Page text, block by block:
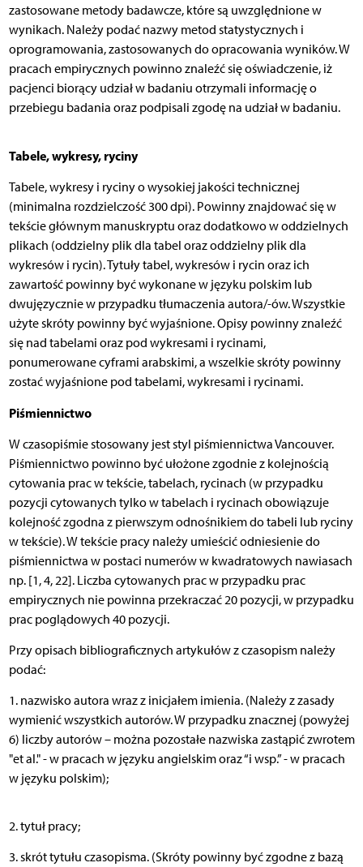
zastosowane metody badawcze, które są uwzględnione w
wynikach. Należy podać nazwy metod statystycznych i
oprogramowania, zastosowanych do opracowania wyników. W
pracach empirycznych powinno znaleźć się oświadczenie, iż
pacjenci biorący udział w badaniu otrzymali informację o
przebiegu badania oraz podpisali zgodę na udział w badaniu.
Tabele, wykresy, ryciny
Tabele, wykresy i ryciny o wysokiej jakości technicznej
(minimalna rozdzielczość 300 dpi). Powinny znajdować się w
tekście głównym manuskryptu oraz dodatkowo w oddzielnych
plikach (oddzielny plik dla tabel oraz oddzielny plik dla
wykresów i rycin). Tytuły tabel, wykresów i rycin oraz ich
zawartość powinny być wykonane w języku polskim lub
dwujęzycznie w przypadku tłumaczenia autora/-ów. Wszystkie
użyte skróty powinny być wyjaśnione. Opisy powinny znaleźć
się nad tabelami oraz pod wykresami i rycinami,
ponumerowane cyframi arabskimi, a wszelkie skróty powinny
zostać wyjaśnione pod tabelami, wykresami i rycinami.
Piśmiennictwo
W czasopiśmie stosowany jest styl piśmiennictwa Vancouver.
Piśmiennictwo powinno być ułożone zgodnie z kolejnością
cytowania prac w tekście, tabelach, rycinach (w przypadku
pozycji cytowanych tylko w tabelach i rycinach obowiązuje
kolejność zgodna z pierwszym odnośnikiem do tabeli lub ryciny
w tekście). W tekście pracy należy umieścić odniesienie do
piśmiennictwa w postaci numerów w kwadratowych nawiasach
np. [1, 4, 22]. Liczba cytowanych prac w przypadku prac
empirycznych nie powinna przekraczać 20 pozycji, w przypadku
prac poglądowych 40 pozycji.
Przy opisach bibliograficznych artykułów z czasopism należy
podać:
1. nazwisko autora wraz z inicjałem imienia. (Należy z zasady
wymienić wszystkich autorów. W przypadku znacznej (powyżej
6) liczby autorów – można pozostałe nazwiska zastąpić zwrotem
"et al." - w pracach w języku angielskim oraz “i wsp.” - w pracach
w języku polskim);
2. tytuł pracy;
3. skrót tytułu czasopisma. (Skróty powinny być zgodne z bazą